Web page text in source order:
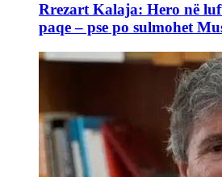
Rrezart Kalaja: Hero në
paqe – pse po sulmohet